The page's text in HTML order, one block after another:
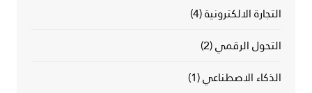
التجارة الالكترونية(4)
التحول الرقمي(2)
الذكاء الاصطناعي(1)